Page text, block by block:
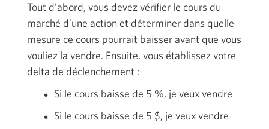
Tout d’abord, vous devez vérifier le cours du
marché d’une action et déterminer dans quelle
mesure ce cours pourrait baisser avant que vous
vouliez la vendre. Ensuite, vous établissez votre
delta de déclenchement :
Si le cours baisse de 5 %, je veux vendre
Si le cours baisse de 5 $, je veux vendre